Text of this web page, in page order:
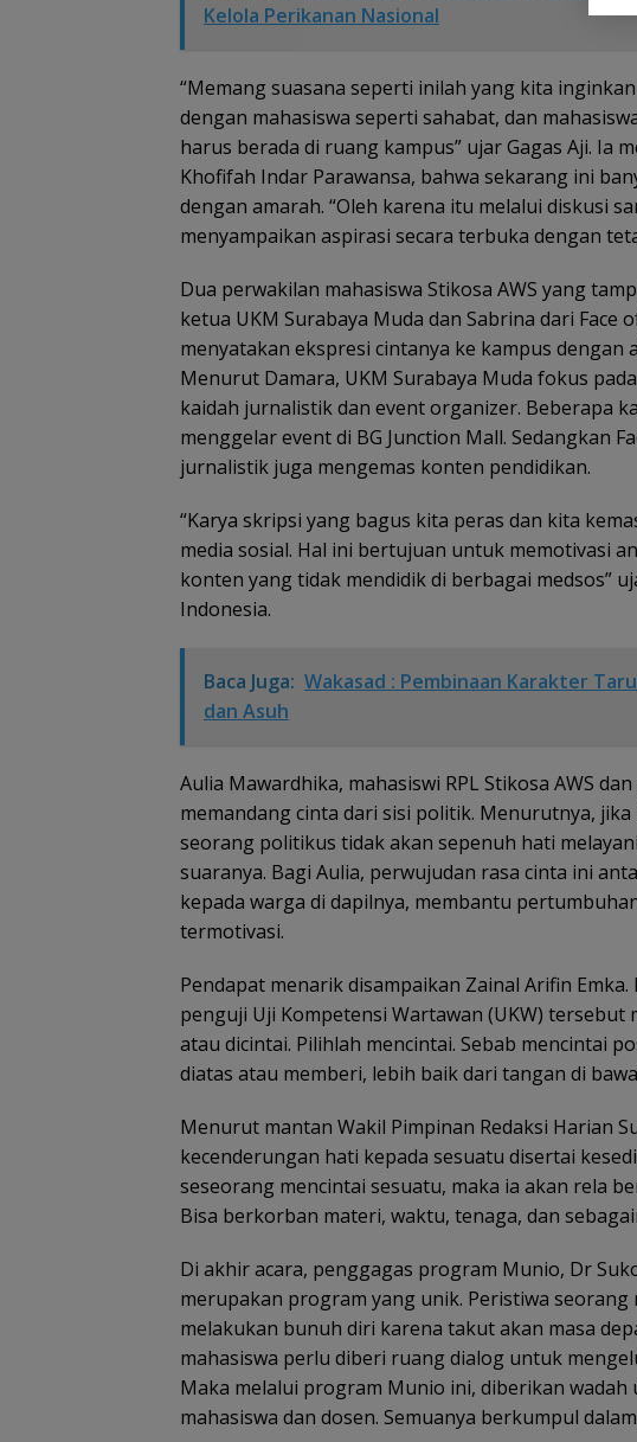
Kelola Perikanan Nasional
“Memang suasana seperti inilah yang kita
dengan mahasiswa seperti sahabat, dan
harus berada di ruang kampus” ujar Gagas Aji. Ia
Khofifah Indar Parawansa, bahwa sekarang ini
dengan amarah. “Oleh karena itu melalui diskusi
menyampaikan aspirasi secara terbuka dengan
Dua perwakilan mahasiswa Stikosa AWS yang
ketua UKM Surabaya Muda dan Sabrina dari Face
menyatakan ekspresi cintanya ke kampus dengan
Menurut Damara, UKM Surabaya Muda fokus
kaidah jurnalistik dan event organizer. Beberapa
menggelar event di BG Junction Mall. Sedangkan
jurnalistik juga mengemas konten pendidikan.
“Karya skripsi yang bagus kita peras dan kita
media sosial. Hal ini bertujuan untuk memotivasi
konten yang tidak mendidik di berbagai medsos”
Indonesia.
Baca Juga: Wakasad : Pembinaan Karakter
dan Asuh
Aulia Mawardhika, mahasiswi RPL Stikosa AWS
memandang cinta dari sisi politik. Menurutnya,
seorang politikus tidak akan sepenuh hati
suaranya. Bagi Aulia, perwujudan rasa cinta ini
kepada warga di dapilnya, membantu
termotivasi.
Pendapat menarik disampaikan Zainal Arifin
penguji Uji Kompetensi Wartawan (UKW) tersebut
atau dicintai. Pilihlah mencintai. Sebab mencintai
diatas atau memberi, lebih baik dari tangan di
Menurut mantan Wakil Pimpinan Redaksi Harian
kecenderungan hati kepada sesuatu disertai
seseorang mencintai sesuatu, maka ia akan rela
Bisa berkorban materi, waktu, tenaga, dan
Di akhir acara, penggagas program Munio, Dr
merupakan program yang unik. Peristiwa seorang
melakukan bunuh diri karena takut akan masa
mahasiswa perlu diberi ruang dialog untuk
Maka melalui program Munio ini, diberikan
mahasiswa dan dosen. Semuanya berkumpul